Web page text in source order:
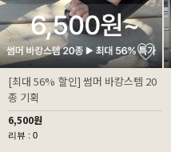
[최대 56% 할인] 썸머 바캉스템 20
종 기획
6,500원
리뷰 : 0